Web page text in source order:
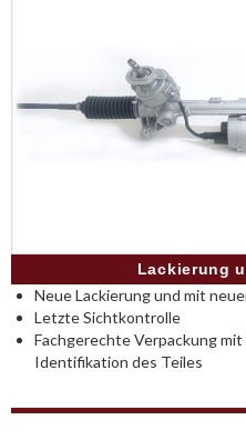
Lackierung
Neue Lackierung und mit
Letzte Sichtkontrolle
Fachgerechte Verpackung
Identifikation des Teiles